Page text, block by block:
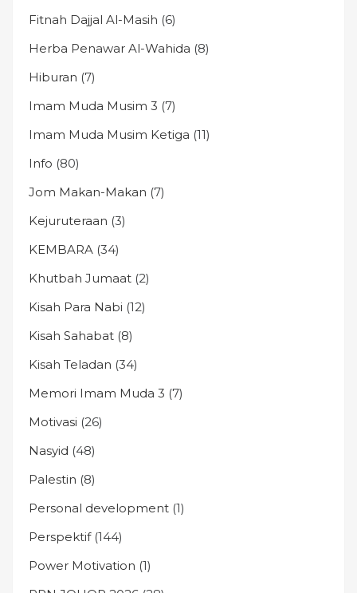
Fitnah Dajjal Al-Masih (6)
Herba Penawar Al-Wahida (8)
Hiburan (7)
Imam Muda Musim 3 (7)
Imam Muda Musim Ketiga (11)
Info (80)
Jom Makan-Makan (7)
Kejuruteraan (3)
KEMBARA (34)
Khutbah Jumaat (2)
Kisah Para Nabi (12)
Kisah Sahabat (8)
Kisah Teladan (34)
Memori Imam Muda 3 (7)
Motivasi (26)
Nasyid (48)
Palestin (8)
Personal development (1)
Perspektif(144)
Power Motivation (1)